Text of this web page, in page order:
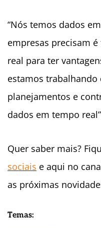
“Nós temos dados
empresas precisam
real para ter
estamos
planejamentos e
dados em tempo
Quer saber mais?
sociais e aqui no
as próximas
Temas: